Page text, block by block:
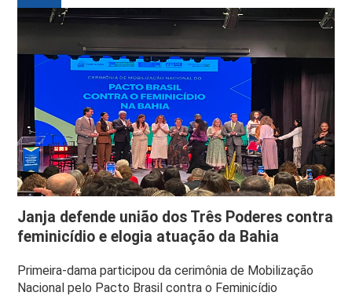
Janja defende união dos Três Poderes contra
feminicídio e elogia atuação da Bahia
Primeira-dama participou da cerimônia de Mobilização
Nacional pelo Pacto Brasil contra o Feminicídio